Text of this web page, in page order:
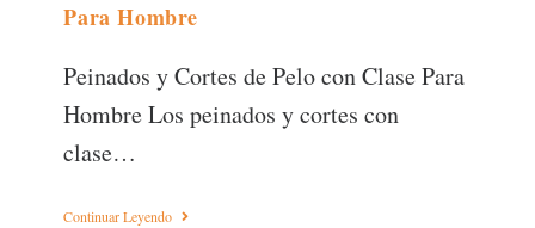
Para Hombre
Peinados y Cortes de Pelo con Clase Para
Hombre Los peinados y cortes con
clase…
Continuar Leyendo